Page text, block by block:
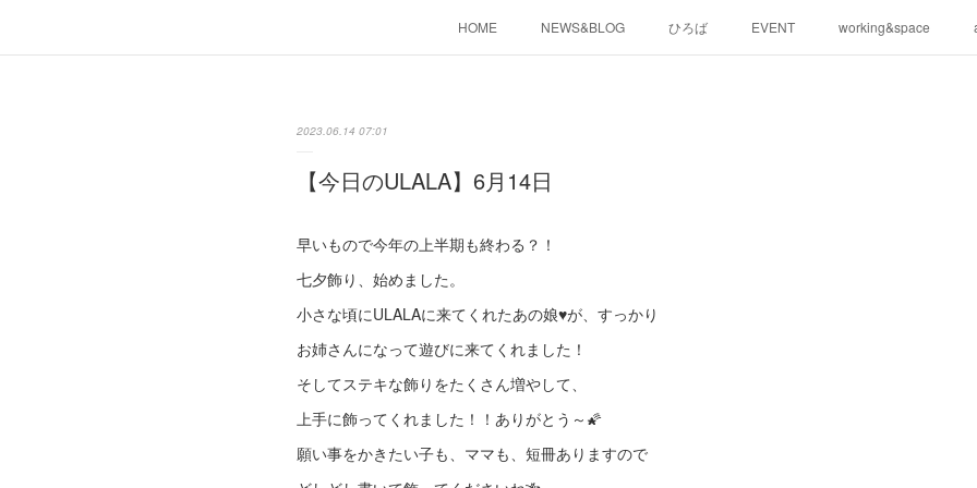
HOME NEWS&BLOG ひろば EVENT working&space
2023.06.14 07:01
【今日のULALA】6月14日
早いもので今年の上半期も終わる？！
七夕飾り、始めました。
小さな頃にULALAに来てくれたあの娘♥️が、すっかり
お姉さんになって遊びに来てくれました！
そしてステキな飾りをたくさん増やして、
上手に飾ってくれました！！ありがとう～🌠
願い事をかきたい子も、ママも、短冊ありますので